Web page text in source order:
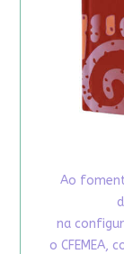
Ao
na
o CFEMEA,